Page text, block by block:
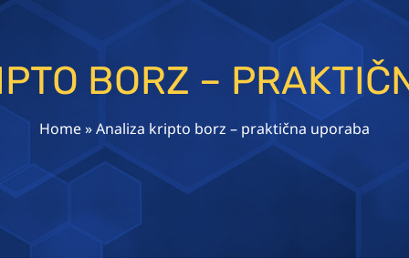
BORZ –
Home»Analiza kripto borz – praktična uporaba